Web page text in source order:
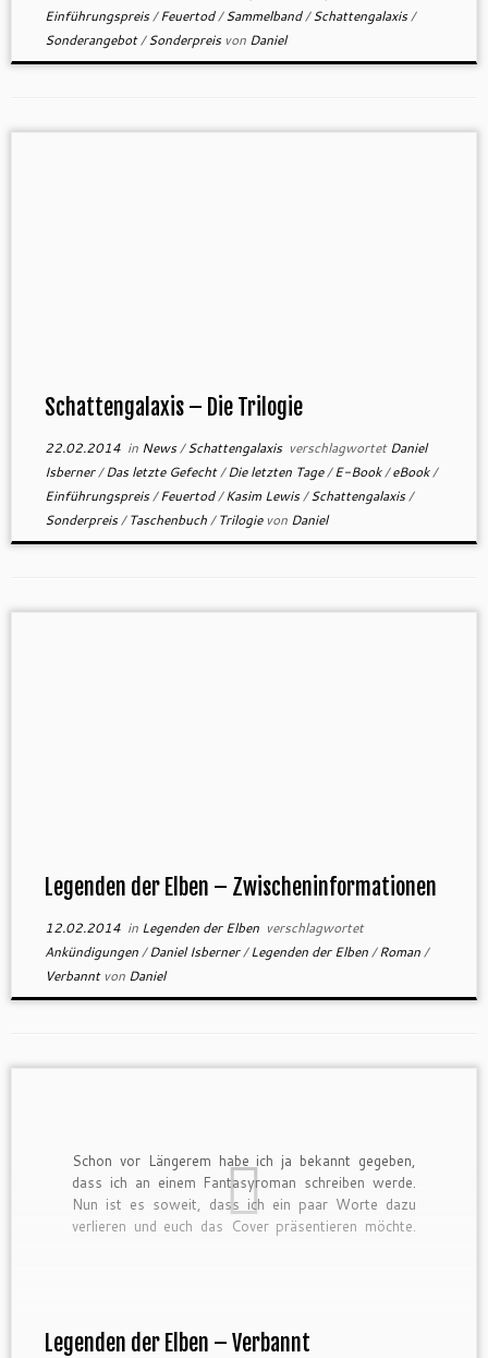
Einführungspreis/Feuertod/Sammelband/Schattengalaxis/
Sonderangebot/Sonderpreis von Daniel
Schattengalaxis – Die Trilogie
22.02.2014in News/Schattengalaxis verschlagwortetDaniel
Isberner/Das letzte Gefecht/Die letzten Tage/E-Book/eBook/
Einführungspreis/Feuertod/Kasim Lewis/Schattengalaxis/
Sonderpreis/Taschenbuch/Trilogie von Daniel
Legenden der Elben – Zwischeninformationen
12.02.2014in Legenden der Elben verschlagwortet
Ankündigungen/Daniel Isberner/Legenden der Elben/Roman/
Verbannt von Daniel
Schon vor Längerem habe ich ja bekannt gegeben,
dass ich an einem Fantasyroman schreiben werde.
Nun ist es soweit, dass ich ein paar Worte dazu
verlieren und euch das Cover präsentieren möchte.
Legenden der Elben – Verbannt